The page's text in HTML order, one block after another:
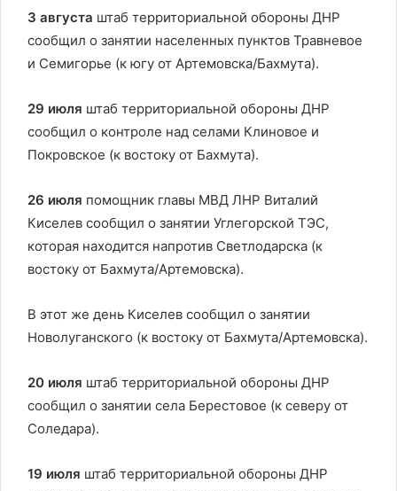
3 августа штаб территориальной обороны ДНР
сообщил о занятии населенных пунктов Травневое
и Семигорье (к югу от Артемовска/Бахмута).
29 июля штаб территориальной обороны ДНР
сообщил о контроле над селами Клиновое и
Покровское (к востоку от Бахмута).
26 июля помощник главы МВД ЛНР Виталий
Киселев сообщил о занятии Углегорской ТЭС,
которая находится напротив Светлодарска (к
востоку от Бахмута/Артемовска).
В этот же день Киселев сообщил о занятии
Новолуганского (к востоку от Бахмута/Артемовска).
20 июля штаб территориальной обороны ДНР
сообщил о занятии села Берестовое (к северу от
Соледара).
19 июля штаб территориальной обороны ДНР